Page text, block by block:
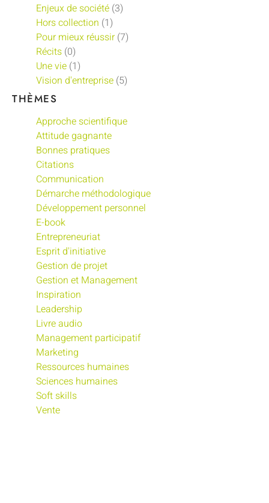
Enjeux de société (3)
Hors collection (1)
Pour mieux réussir (7)
Récits (0)
Une vie (1)
Vision d'entreprise (5)
THÈMES
Approche scientifique
Attitude gagnante
Bonnes pratiques
Citations
Communication
Démarche méthodologique
Développement personnel
E-book
Entrepreneuriat
Esprit d'initiative
Gestion de projet
Gestion et Management
Inspiration
Leadership
Livre audio
Management participatif
Marketing
Ressources humaines
Sciences humaines
Soft skills
Vente